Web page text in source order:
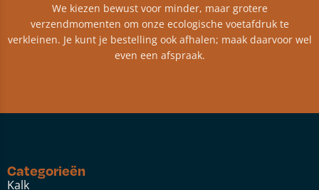
We kiezen bewust voor minder, maar grotere
verzendmomenten om onze ecologische voetafdruk te
verkleinen. Je kunt je bestelling ook afhalen; maak daarvoor wel
even een afspraak.
Categorieën
Kalk